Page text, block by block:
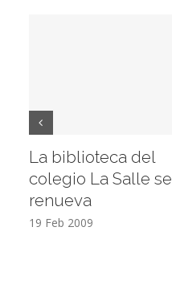
La biblioteca del
colegio La Salle se
renueva
19 Feb 2009